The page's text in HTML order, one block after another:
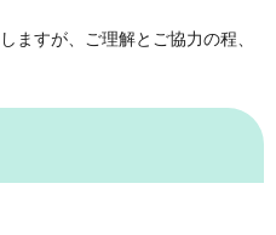
ますが、ご理解とご協力の程、